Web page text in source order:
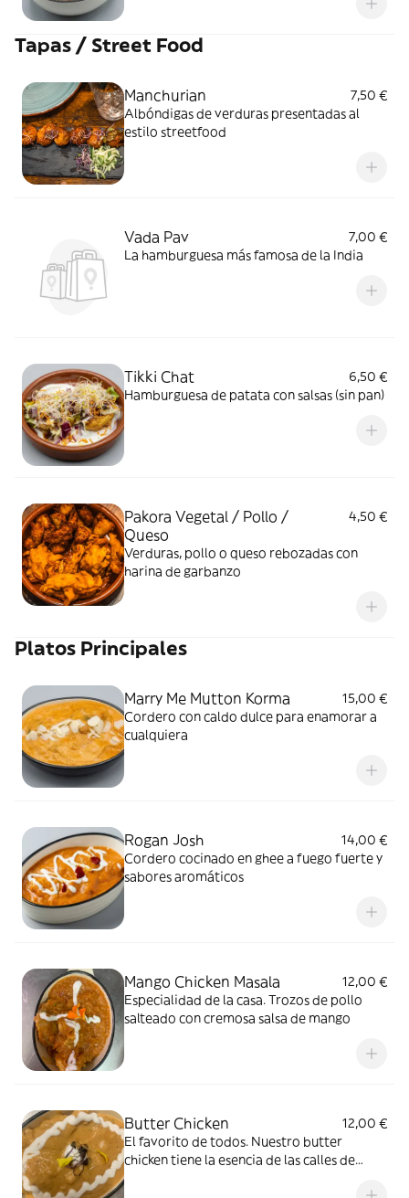
Tapas / Street Food
Manchurian
7,50 €
Albóndigas de verduras presentadas al
estilo streetfood
Vada Pav
7,00 €
La hamburguesa más famosa de la India
Tikki Chat
6,50 €
Hamburguesa de patata con salsas (sin pan)
Pakora Vegetal / Pollo /
Queso
4,50 €
Verduras, pollo o queso rebozadas con
harina de garbanzo
Platos Principales
Marry Me Mutton Korma
15,00 €
Cordero con caldo dulce para enamorar a
cualquiera
Rogan Josh
14,00 €
Cordero cocinado en ghee a fuego fuerte y
sabores aromáticos
Mango Chicken Masala
12,00 €
Especialidad de la casa. Trozos de pollo
salteado con cremosa salsa de mango
Butter Chicken
12,00 €
El favorito de todos. Nuestro butter
chicken tiene la esencia de las calles de